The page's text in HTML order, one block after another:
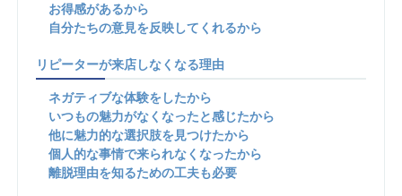
お得感があるから
自分たちの意見を反映してくれるから
リピーターが来店しなくなる理由
ネガティブな体験をしたから
いつもの魅力がなくなったと感じたから
他に魅力的な選択肢を見つけたから
個人的な事情で来られなくなったから
離脱理由を知るための工夫も必要